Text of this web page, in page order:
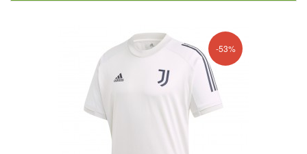
-53%